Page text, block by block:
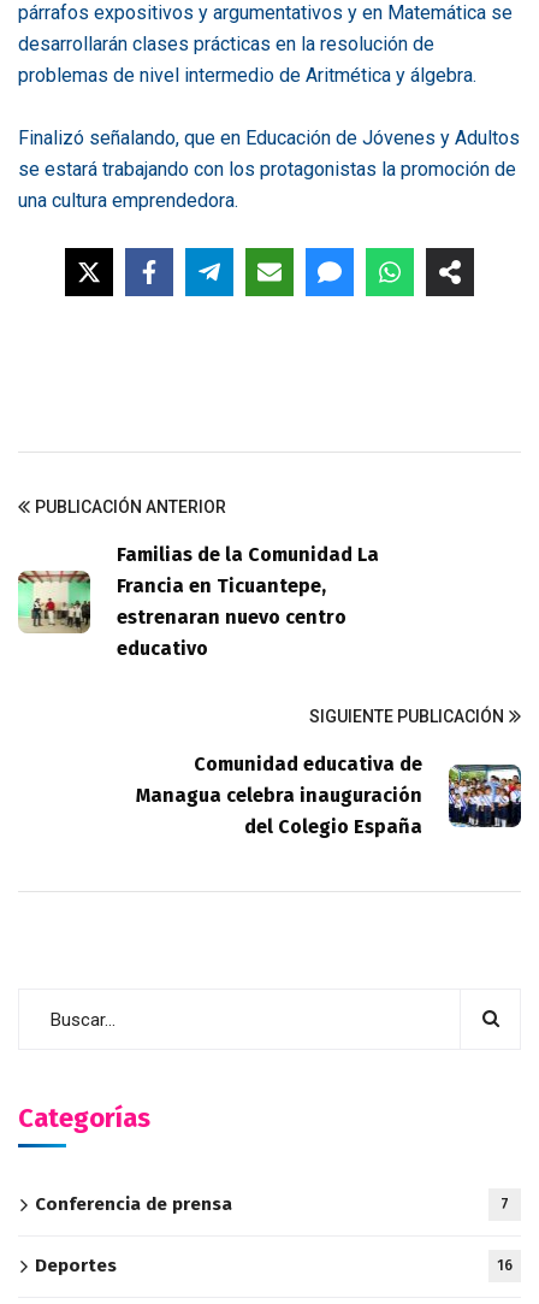
párrafos expositivos y argumentativos y en Matemática se
desarrollarán clases prácticas en la resolución de
problemas de nivel intermedio de Aritmética y álgebra.
Finalizó señalando, que en Educación de Jóvenes y Adultos
se estará trabajando con los protagonistas la promoción de
una cultura emprendedora.
PUBLICACIÓN ANTERIOR
Familias de la Comunidad La
Francia en Ticuantepe,
estrenaran nuevo centro
educativo
SIGUIENTE PUBLICACIÓN
Comunidad educativa de
Managua celebra inauguración
del Colegio España
Categorías
Conferencia de prensa 7
Deportes 16